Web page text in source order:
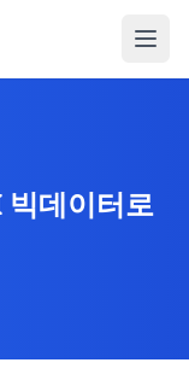
빅데이터로